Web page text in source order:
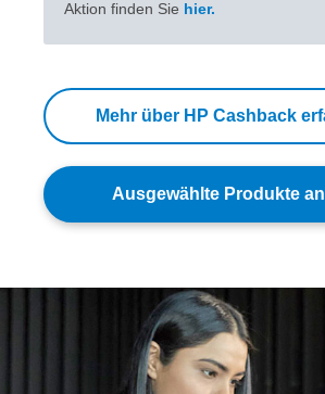
Aktion finden Sie hier.
Mehr über HP Cashback
Ausgewählte Produkte